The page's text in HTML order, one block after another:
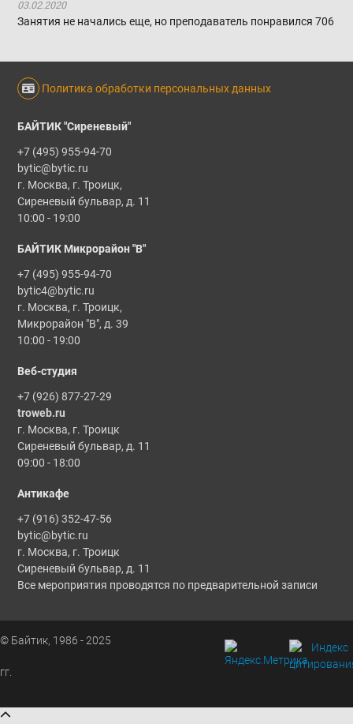
03.02.2020
Занятия не начались еще, но преподаватель понравился706
Политика обработки персональных данных
БАЙТИК "Сиреневый"
+7 (495) 955-94-70
bytic@bytic.ru
г. Москва, г. Троицк,
Сиреневый бульвар, д. 11
10:00 - 19:00
БАЙТИК Микрорайон "В"
+7 (495) 955-94-70
bytic4@bytic.ru
г. Москва, г. Троицк,
Микрорайон "В", д. 39
10:00 - 19:00
Веб-студия
+7 (926) 877-27-29
troweb.ru
г. Москва, г. Троицк
Сиреневый бульвар, д. 11
09:00 - 18:00
Антикафе
+7 (916) 352-47-56
bytic@bytic.ru
г. Москва, г. Троицк
Сиреневый бульвар, д. 11
Все мероприятия проводятся по предварительной записи
© Байтик, 1986 - 2025
гг.